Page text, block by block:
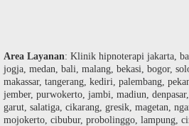
Area Layanan: Klinik hipnoterapi jakarta,
jogja, medan, bali, malang, bekasi, bogor,
makassar, tangerang, kediri, palembang,
jember, purwokerto, jambi, madiun,
garut, salatiga, cikarang, gresik, magetan,
mojokerto, cibubur, probolinggo, lampung,